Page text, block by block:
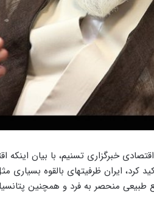
خبرگزاری تسنیم،‌ با بیان
کرد، ایران ظرفیتهای بالقوه
طبیعی منحصر به فرد و همچنین